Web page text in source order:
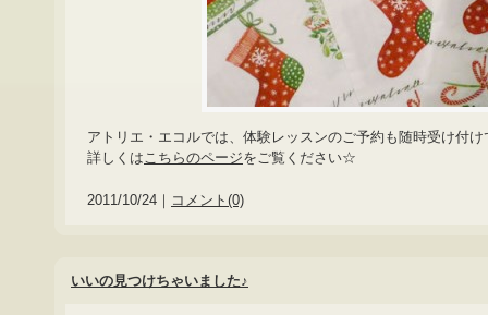
アトリエ・エコルでは、体験レッスンのご予約も随時受け付
詳しくはこちらのページをご覧ください☆
2011/10/24｜ コメント(0)
いいの見つけちゃいました♪